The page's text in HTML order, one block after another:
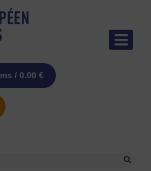
/ 0.00 €